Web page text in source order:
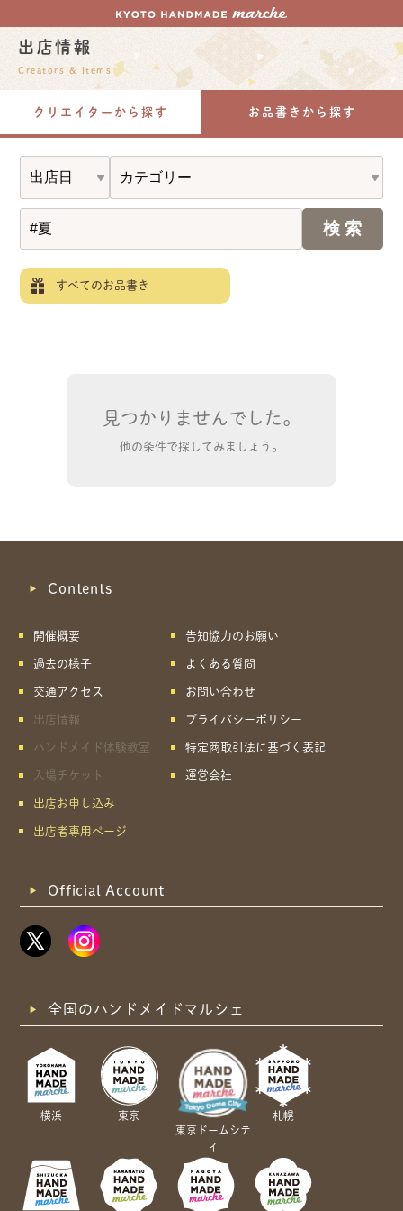
出店情報
Creators & Items
クリエイターから探す お品書きから探す
すべてのお品書き
見つかりませんでした。
他の条件で探してみましょう。
Contents
開催概要
過去の様子
交通アクセス
出店情報
ハンドメイド体験教室
入場チケット
出店お申し込み
出店者専用ページ
告知協力のお願い
よくある質問
お問い合わせ
プライバシーポリシー
特定商取引法に基づく表記
運営会社
Official Account
全国のハンドメイドマルシェ
横浜
東京
東京ドームシテ
ィ
札幌